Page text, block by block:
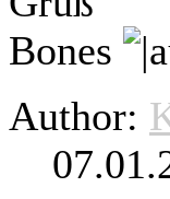
Bones
Author: